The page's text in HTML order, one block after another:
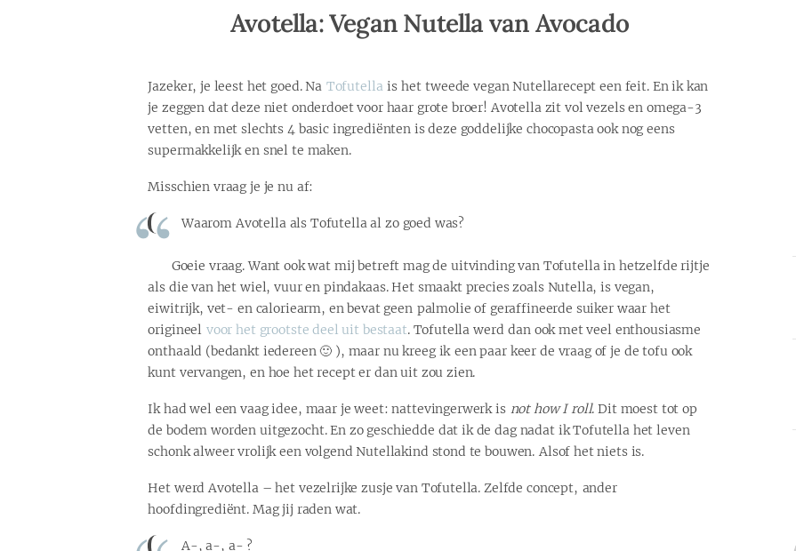
Avotella: Vegan Nutella van Avocado
Jazeker, je leest het goed. Na Tofutellais het tweede vegan Nutellarecept een feit. En ik kan
je zeggen dat deze niet onderdoet voor haar grote broer! Avotella zit vol vezels en omega-3
vetten, en met slechts 4 basic ingrediënten is deze goddelijke chocopasta ook nog eens
supermakkelijk en snel te maken.
Misschien vraag je je nu af:
Waarom Avotella als Tofutella al zo goed was?
Goeie vraag. Want ook wat mij betreft mag de uitvinding van Tofutella in hetzelfde rijtje
als die van het wiel, vuur en pindakaas. Het smaakt precies zoals Nutella, is vegan,
eiwitrijk, vet- en caloriearm, en bevat geen palmolie of geraffineerde suiker waar het
origineel voor het grootste deel uit bestaat. Tofutella werd dan ook met veel enthousiasme
onthaald (bedankt iedereen 🙂 ), maar nu kreeg ik een paar keer de vraag of je de tofu ook
kunt vervangen, en hoe het recept er dan uit zou zien.
Ik had wel een vaag idee, maar je weet: nattevingerwerk is not how I roll. Dit moest tot op
de bodem worden uitgezocht. En zo geschiedde dat ik de dag nadat ik Tofutella het leven
schonk alweer vrolijk een volgend Nutellakind stond te bouwen. Alsof het niets is.
Het werd Avotella – het vezelrijke zusje van Tofutella. Zelfde concept, ander
hoofdingrediënt. Mag jij raden wat.
A-, a-, a- ?